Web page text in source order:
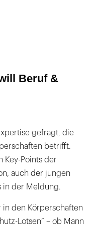
Beruf &
gefragt, die
betrifft.
Key-Points der
auch der jungen
in der Meldung.
in den Körperschaften
Lotsen“ – ob Mann